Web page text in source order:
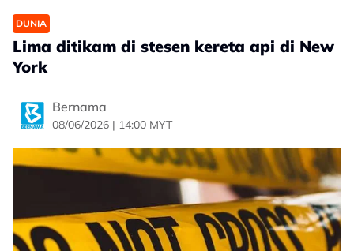
DUNIA
Lima ditikam di stesen kereta api di New
York
Bernama
08/06/2026 | 14:00 MYT